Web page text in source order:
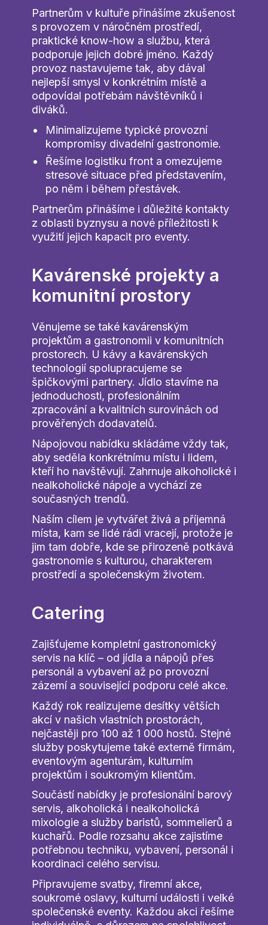
Partnerům v kultuře přinášíme zkušenost
s provozem v náročném prostředí,
praktické know-how a službu, která
podporuje jejich dobré jméno. Každý
provoz nastavujeme tak, aby dával
nejlepší smysl v konkrétním místě a
odpovídal potřebám návštěvníků i
diváků.
Minimalizujeme typické provozní
kompromisy divadelní gastronomie.
Řešíme logistiku front a omezujeme
stresové situace před představením,
po něm i během přestávek.
Partnerům přinášíme i důležité kontakty
z oblasti byznysu a nové příležitosti k
využití jejich kapacit pro eventy.
Kavárenské projekty a
komunitní prostory
Věnujeme se také kavárenským
projektům a gastronomii v komunitních
prostorech. U kávy a kavárenských
technologií spolupracujeme se
špičkovými partnery. Jídlo stavíme na
jednoduchosti, profesionálním
zpracování a kvalitních surovinách od
prověřených dodavatelů.
Nápojovou nabídku skládáme vždy tak,
aby seděla konkrétnímu místu i lidem,
kteří ho navštěvují. Zahrnuje alkoholické i
nealkoholické nápoje a vychází ze
současných trendů.
Naším cílem je vytvářet živá a příjemná
místa, kam se lidé rádi vracejí, protože je
jim tam dobře, kde se přirozeně potkává
gastronomie s kulturou, charakterem
prostředí a společenským životem.
Catering
Zajišťujeme kompletní gastronomický
servis na klíč – od jídla a nápojů přes
personál a vybavení až po provozní
zázemí a související podporu celé akce.
Každý rok realizujeme desítky větších
akcí v našich vlastních prostorách,
nejčastěji pro 100 až 1 000 hostů. Stejné
služby poskytujeme také externě firmám,
eventovým agenturám, kulturním
projektům i soukromým klientům.
Součástí nabídky je profesionální barový
servis, alkoholická i nealkoholická
mixologie a služby baristů, sommelierů a
kuchařů. Podle rozsahu akce zajistíme
potřebnou techniku, vybavení, personál i
koordinaci celého servisu.
Připravujeme svatby, firemní akce,
soukromé oslavy, kulturní události i velké
společenské eventy. Každou akci řešíme